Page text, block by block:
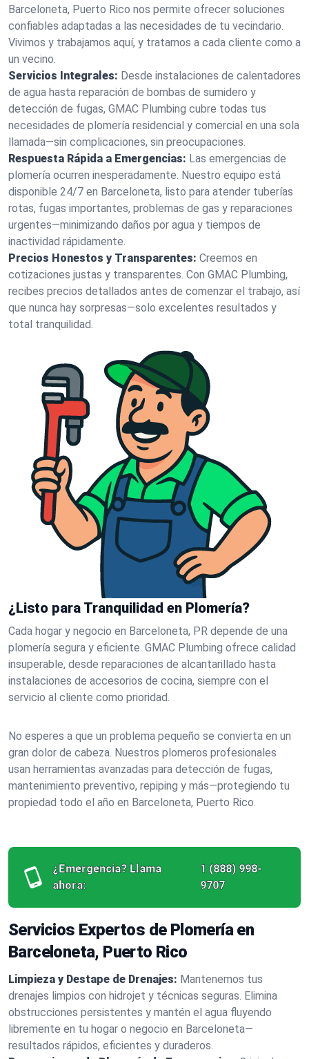
Barceloneta, Puerto Rico nos permite ofrecer soluciones
confiables adaptadas a las necesidades de tu vecindario.
Vivimos y trabajamos aquí, y tratamos a cada cliente como a
un vecino.
Servicios Integrales: Desde instalaciones de calentadores
de agua hasta reparación de bombas de sumidero y
detección de fugas, GMAC Plumbing cubre todas tus
necesidades de plomería residencial y comercial en una sola
llamada—sin complicaciones, sin preocupaciones.
Respuesta Rápida a Emergencias: Las emergencias de
plomería ocurren inesperadamente. Nuestro equipo está
disponible 24/7 en Barceloneta, listo para atender tuberías
rotas, fugas importantes, problemas de gas y reparaciones
urgentes—minimizando daños por agua y tiempos de
inactividad rápidamente.
Precios Honestos y Transparentes: Creemos en
cotizaciones justas y transparentes. Con GMAC Plumbing,
recibes precios detallados antes de comenzar el trabajo, así
que nunca hay sorpresas—solo excelentes resultados y
total tranquilidad.
¿Listo para Tranquilidad en Plomería?
Cada hogar y negocio en Barceloneta, PR depende de una
plomería segura y eficiente. GMAC Plumbing ofrece calidad
insuperable, desde reparaciones de alcantarillado hasta
instalaciones de accesorios de cocina, siempre con el
servicio al cliente como prioridad.
No esperes a que un problema pequeño se convierta en un
gran dolor de cabeza. Nuestros plomeros profesionales
usan herramientas avanzadas para detección de fugas,
mantenimiento preventivo, repiping y más—protegiendo tu
propiedad todo el año en Barceloneta, Puerto Rico.
¿Emergencia? Llama
ahora:
1 (888) 998-
9707
Servicios Expertos de Plomería en
Barceloneta, Puerto Rico
Limpieza y Destape de Drenajes: Mantenemos tus
drenajes limpios con hidrojet y técnicas seguras. Elimina
obstrucciones persistentes y mantén el agua fluyendo
libremente en tu hogar o negocio en Barceloneta—
resultados rápidos, eficientes y duraderos.